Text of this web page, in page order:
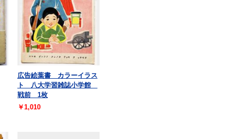
広告絵葉書 カラーイラス
ト 八大学習雑誌小学館
戦前 1枚
￥1,010